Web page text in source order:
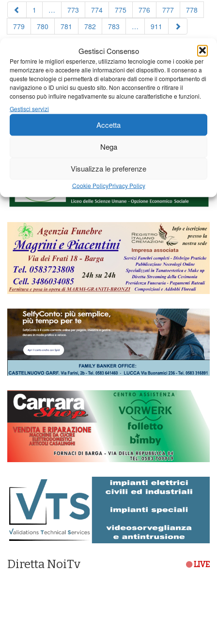
Gestisci Consenso
Per fornire le migliori esperienze, utilizziamo tecnologie come i cookie per
memorizzare e/o accedere alle informazioni del dispositivo. Il consenso a
queste tecnologie ci permetterà di elaborare dati come il comportamento di
navigazione o ID unici su questo sito. Non acconsentire o ritirare il
consenso può influire negativamente su alcune caratteristiche e funzioni.
Gestisci servizi
Accetta
Nega
Visualizza le preferenze
Cookie PolicyPrivacy Policy
1 … 773 774 775 776 777
778
779
780 781 782 783 … 911
Diretta NoiTv LIVE